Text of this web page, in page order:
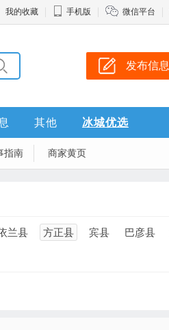
我的收藏 手机版 微信平台
发布信息
其他 冰城优选
指南 商家黄页
兰县 方正县 宾县 巴彦县